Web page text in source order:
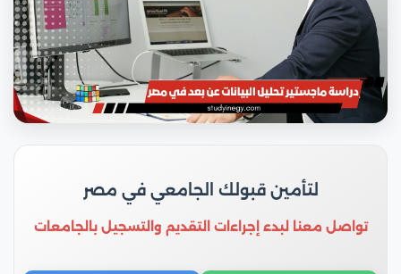
لتأمين قبولك الجامعي في مصر
تواصل معنا لبدء إجراءات التقديم والتسجيل بالجامعات